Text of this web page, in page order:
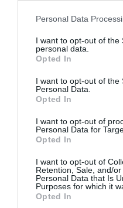
Personal Data
I want to opt-out of the
personal data.
Opted In
I want to opt-out of the
Personal Data.
Opted In
I want to opt-out of
Personal Data for
Opted In
I want to opt-out of
Retention, Sale, and/
Personal Data that Is
Purposes for which it
Opted In
unde locuia, pentru a
locuia femeia care a
nebune.
ROMANI IN ITALIA
Român arestat la
foc unei biserici de
Următorul articol
Italia, român
un parc public, în
o bancă